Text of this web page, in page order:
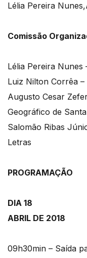
Lélia Pereira
Comissão
Lélia Pereira Nunes
Luiz Nilton Corrêa
Augusto Cesar
Geográfico de
Salomão Ribas
Letras
PROGRAMAÇÃO
DIA 18
ABRIL DE 2018
09h30min – Saída